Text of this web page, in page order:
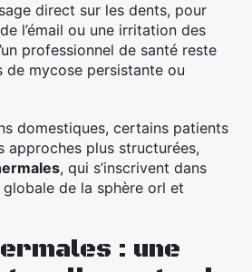
direct sur les dents, pour
l’émail ou une irritation des
professionnel de santé reste
de mycose persistante ou
domestiques, certains patients
approches plus structurées,
, qui s’inscrivent dans
de la sphère orl et
: une